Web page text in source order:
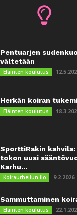
Pentuarjen
vältetään
Eläinten koulutus
Herkän koiran
Eläinten koulutus
SporttiRakin
tokon uusi
Karhu...
Koiraurheilun ilo 9.2.2026
Sammuttaminen
Eläinten koulutus